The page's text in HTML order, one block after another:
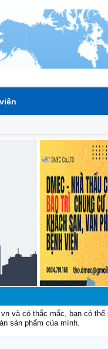
và có thắc mắc, bạn có
sản phẩm của mình.